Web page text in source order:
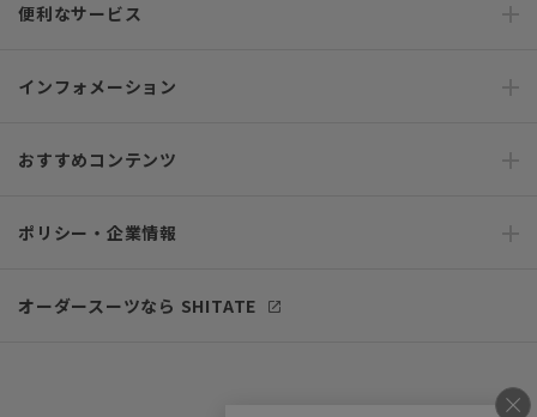
便利なサービス
インフォメーション
おすすめコンテンツ
ポリシー・企業情報
オーダースーツなら SHITATE